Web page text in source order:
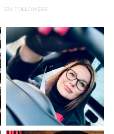
33K FOLLOWERS